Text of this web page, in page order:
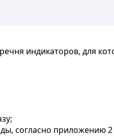
индикаторов, для
согласно приложению 2